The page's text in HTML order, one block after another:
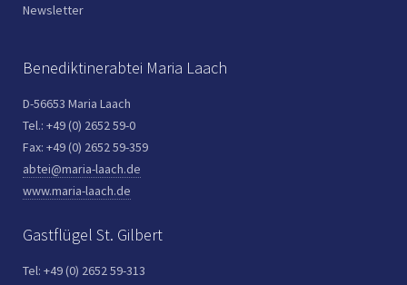
Newsletter
Benediktinerabtei Maria Laach
D-56653 Maria Laach
Tel.: +49 (0) 2652 59-0
Fax: +49 (0) 2652 59-359
abtei@maria-laach.de
www.maria-laach.de
Gastflügel St. Gilbert
Tel: +49 (0) 2652 59-313